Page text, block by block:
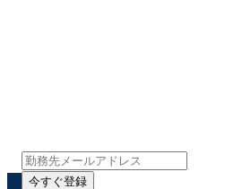
今すぐ登録